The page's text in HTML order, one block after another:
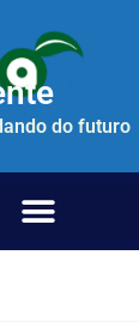
do futuro